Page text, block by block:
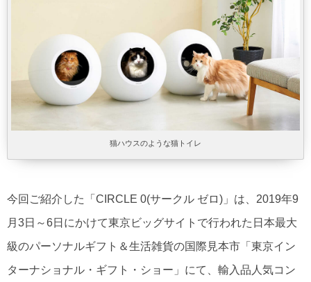
猫ハウスのような猫トイレ
今回ご紹介した「CIRCLE 0(サークル ゼロ)」は、2019年9
月3日～6日にかけて東京ビッグサイトで行われた日本最大
級のパーソナルギフト＆生活雑貨の国際見本市「東京イン
ターナショナル・ギフト・ショー」にて、輸入品人気コン